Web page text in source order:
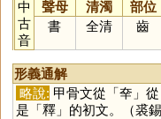
中
古
音
聲母 清濁 部位
書
全清 齒
形義通解
略說: 甲骨文從「㚔 」
是「釋」的初文。（裘錫